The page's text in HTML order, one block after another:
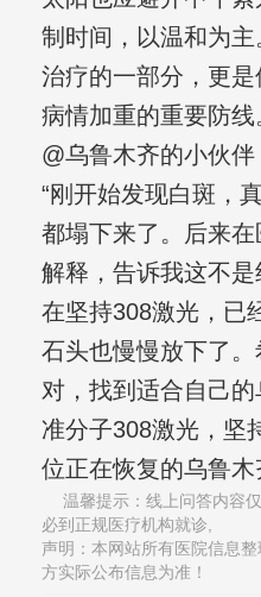
制时间，以温和为
治疗的一部分，更
病情加重的重要防线
@乌鲁木齐的小伙伴
“刚开始发现白斑，
都塌下来了。后来
解释，告诉我这不
在坚持308激光，已
石头也慢慢放下了
对，找到适合自己
准分子308激光，
位正在恢复的乌鲁木
温馨提示：线上问答内容
必到正规医疗机构就诊,
声明：本网站所有医院信息
方实际公布信息为准！